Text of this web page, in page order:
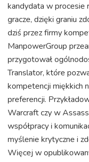
kandydata w procesie
gracze, dzięki graniu
dziś przez firmy
ManpowerGroup
przygotował
Translator, które
kompetencji miękkich
preferencji.
Warcraft czy w
współpracy i
myślenie krytyczne i
Więcej w